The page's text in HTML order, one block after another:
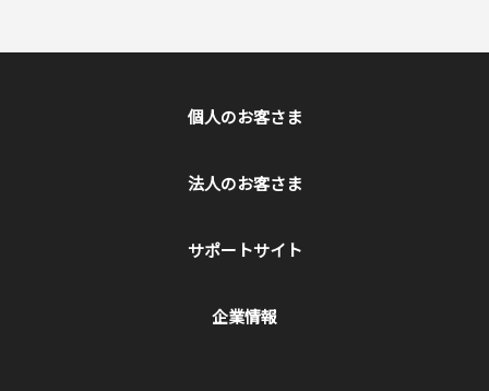
個人のお客さま
法人のお客さま
サポートサイト
企業情報